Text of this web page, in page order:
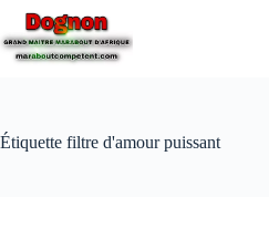
Étiquette filtre d'amour puissant